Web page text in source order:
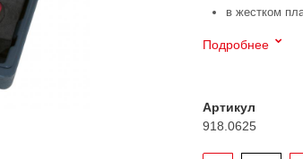
в жестком
Подробнее
Артикул
918.0625